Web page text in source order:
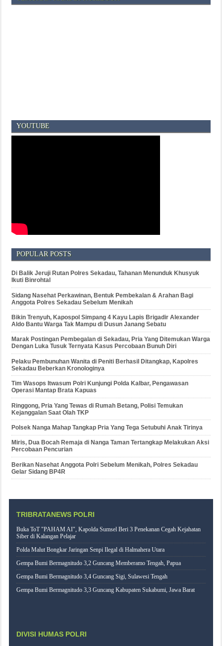
YOUTUBE
POPULAR POSTS
Di Balik Jeruji Rutan Polres Sekadau, Tahanan Menunduk Khusyuk
Ikuti Binrohtal
Sidang Nasehat Perkawinan, Bentuk Pembekalan & Arahan Bagi
Anggota Polres Sekadau Sebelum Menikah
Bikin Trenyuh, Kapospol Simpang 4 Kayu Lapis Brigadir Alexander
Aldo Bantu Warga Tak Mampu di Dusun Janang Sebatu
Marak Postingan Pembegalan di Sekadau, Pria Yang Ditemukan Warga
Dengan Luka Tusuk Ternyata Kasus Percobaan Bunuh Diri
Pelaku Pembunuhan Wanita di Peniti Berhasil Ditangkap, Kapolres
Sekadau Beberkan Kronologinya
Tim Wasops Itwasum Polri Kunjungi Polda Kalbar, Pengawasan
Operasi Mantap Brata Kapuas
Ringgong, Pria Yang Tewas di Rumah Betang, Polisi Temukan
Kejanggalan Saat Olah TKP
Polsek Nanga Mahap Tangkap Pria Yang Tega Setubuhi Anak Tirinya
Miris, Dua Bocah Remaja di Nanga Taman Tertangkap Melakukan Aksi
Percobaan Pencurian
Berikan Nasehat Anggota Polri Sebelum Menikah, Polres Sekadau
Gelar Sidang BP4R
TRIBRATANEWS POLRI
Buka ToT "PAHAM AI", Kapolda Sumsel Beri 3 Penekanan Cegah Kejahatan
Siber di Kalangan Pelajar
Polda Malut Bongkar Jaringan Senpi Ilegal di Halmahera Utara
Gempa Bumi Bermagnitudo 3,2 Guncang Memberamo Tengah, Papua
Gempa Bumi Bermagnitudo 3,4 Guncang Sigi, Sulawesi Tengah
Gempa Bumi Bermagnitudo 3,3 Guncang Kabupaten Sukabumi, Jawa Barat
DIVISI HUMAS POLRI